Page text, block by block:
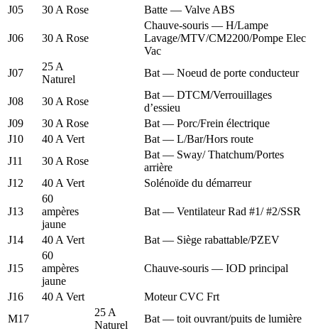
J05
30 A Rose Batte — Valve ABS
J06 30 A Rose
Chauve-souris — H/Lampe
Lavage/MTV/CM2200/Pompe Elec
Vac
J07
25 A
Naturel
Bat — Noeud de porte conducteur
J08 30 A Rose
Bat — DTCM/Verrouillages
d’essieu
J09
30 A Rose
Bat — Porc/Frein électrique
J10
40 A Vert
Bat — L/Bar/Hors route
J11
30 A Rose
Bat — Sway/ Thatchum/Portes
arrière
J12
40 A Vert Solénoïde du démarreur
J13
60
ampères
jaune
Bat — Ventilateur Rad #1/ #2/SSR
J14 40 A Vert Bat — Siège rabattable/PZEV
J15
60
ampères
jaune
Chauve-souris — IOD principal
J16 40 A Vert
Moteur CVC Frt
M17
25 A
Naturel
Bat — toit ouvrant/puits de lumière